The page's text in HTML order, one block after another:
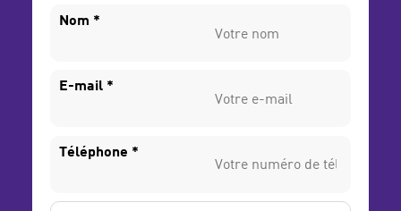
Nom *
E-mail *
Téléphone *